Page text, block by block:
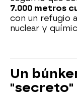
7.000 metros
con un refugio
nuclear y
Un
"secreto"